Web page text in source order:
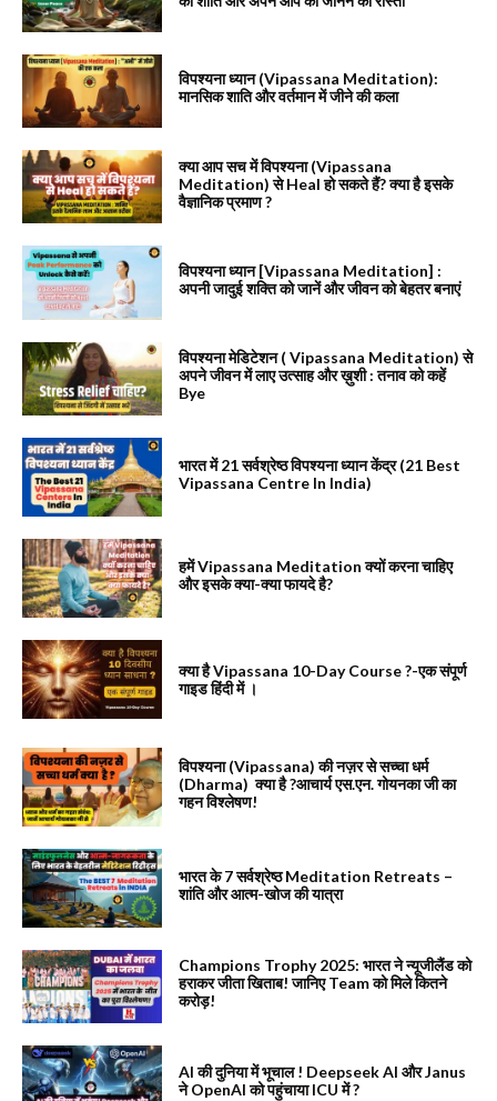
विपश्यना ध्यान (Vipassana Meditation):
मानसिक शाति और वर्तमान में जीने की कला
क्या आप सच में विपश्यना (Vipassana
Meditation) से Heal हो सकते हैं? क्या है इसके
वैज्ञानिक प्रमाण ?
विपश्यना ध्यान [Vipassana Meditation] :
अपनी जादुई शक्ति को जानें और जीवन को बेहतर बनाएं
विपश्यना मेडिटेशन ( Vipassana Meditation) से
अपने जीवन में लाए उत्साह और ख़ुशी : तनाव को कहें
Bye
भारत में 21 सर्वश्रेष्ठ विपश्यना ध्यान केंद्र (21 Best
Vipassana Centre In India)
हमें Vipassana Meditation क्यों करना चाहिए
और इसके क्या-क्या फायदे है?
क्या है Vipassana 10-Day Course ?-एक संपूर्ण
गाइड हिंदी में ।
विपश्यना (Vipassana) की नज़र से सच्चा धर्म
(Dharma) क्या है ?आचार्य एस.एन. गोयनका जी का
गहन विश्लेषण!
भारत के 7 सर्वश्रेष्ठ Meditation Retreats –
शांति और आत्म-खोज की यात्रा
Champions Trophy 2025: भारत ने न्यूजीलैंड को
हराकर जीता खिताब! जानिए Team को मिले कितने
करोड़!
AI की दुनिया में भूचाल ! Deepseek AI और Janus
ने OpenAI को पहुंचाया ICU में ?